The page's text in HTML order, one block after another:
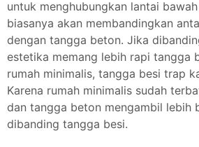
untuk menghubungkan lantai
biasanya akan membandingkan
dengan tangga beton. Jika
estetika memang lebih rapi tangga
rumah minimalis, tangga besi trap
Karena rumah minimalis sudah
dan tangga beton mengambil lebih
dibanding tangga besi.